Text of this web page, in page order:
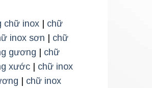
chữ inox| chữ
inox sơn
chữ
gương
chữ
xước| chữ inox
chữ inox